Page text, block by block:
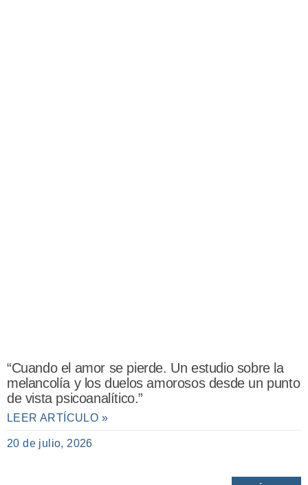
“Cuando el amor se pierde. Un estudio sobre la
melancolía y los duelos amorosos desde un punto
de vista psicoanalítico.”
LEER ARTÍCULO »
20 de julio, 2026